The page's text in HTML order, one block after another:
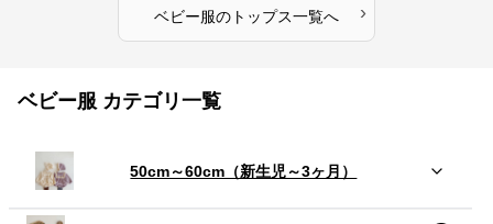
ベビー服のトップス一覧へ ›
ベビー服 カテゴリ一覧
50cm～60cm（新生児～3ヶ月）